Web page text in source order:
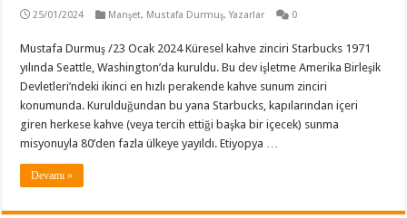
25/01/2024 Manşet, Mustafa Durmuş,Yazarlar 0
Mustafa Durmuş /23 Ocak 2024 Küresel kahve zinciri Starbucks 1971
yılında Seattle, Washington’da kuruldu. Bu dev işletme Amerika Birleşik
Devletleri’ndeki ikinci en hızlı perakende kahve sunum zinciri
konumunda. Kurulduğundan bu yana Starbucks, kapılarından içeri
giren herkese kahve (veya tercih ettiği başka bir içecek) sunma
misyonuyla 80’den fazla ülkeye yayıldı. Etiyopya …
Devamı »